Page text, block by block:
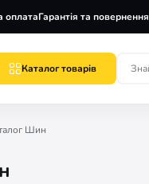
оплатаГарантія та повернення
Каталог товарів
Шин